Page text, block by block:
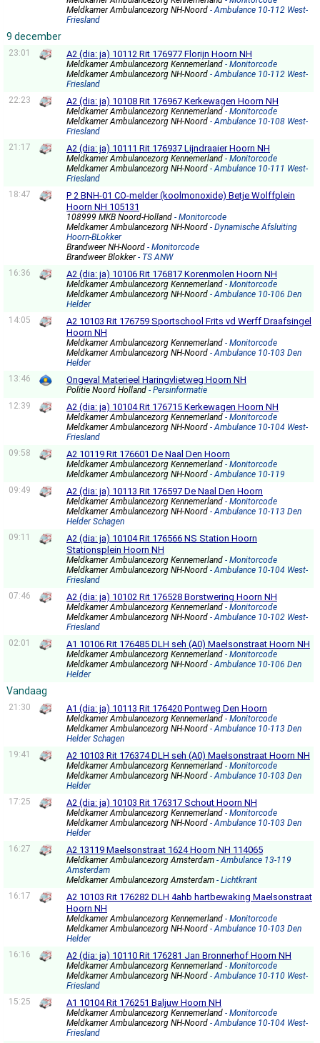
Meldkamer Ambulancezorg NH-Noord - Ambulance 10-112 West-
Friesland
9 december
23:01 A2 (dia: ja) 10112 Rit 176977 Florijn Hoorn NH
Meldkamer Ambulancezorg Kennemerland - Monitorcode
Meldkamer Ambulancezorg NH-Noord - Ambulance 10-112 West-
Friesland
22:23
A2 (dia: ja) 10108 Rit 176967 Kerkewagen Hoorn NH
Meldkamer Ambulancezorg Kennemerland - Monitorcode
Meldkamer Ambulancezorg NH-Noord - Ambulance 10-108 West-
Friesland
21:17
A2 (dia: ja) 10111 Rit 176937 Lijndraaier Hoorn NH
Meldkamer Ambulancezorg Kennemerland - Monitorcode
Meldkamer Ambulancezorg NH-Noord - Ambulance 10-111 West-
Friesland
18:47
P 2 BNH-01 CO-melder (koolmonoxide) Betje Wolffplein
Hoorn NH 105131
108999 MKB Noord-Holland - Monitorcode
Meldkamer Ambulancezorg NH-Noord - Dynamische Afsluiting
Hoorn-BLokker
Brandweer NH-Noord - Monitorcode
Brandweer Blokker- TS ANW
16:36
A2 (dia: ja) 10106 Rit 176817 Korenmolen Hoorn NH
Meldkamer Ambulancezorg Kennemerland - Monitorcode
Meldkamer Ambulancezorg NH-Noord - Ambulance 10-106 Den
Helder
14:05
A2 10103 Rit 176759 Sportschool Frits vd Werff Draafsingel
Hoorn NH
Meldkamer Ambulancezorg Kennemerland - Monitorcode
Meldkamer Ambulancezorg NH-Noord - Ambulance 10-103 Den
Helder
13:46
Ongeval Materieel Haringvlietweg Hoorn NH
Politie Noord Holland - Persinformatie
12:39
A2 (dia: ja) 10104 Rit 176715 Kerkewagen Hoorn NH
Meldkamer Ambulancezorg Kennemerland - Monitorcode
Meldkamer Ambulancezorg NH-Noord - Ambulance 10-104 West-
Friesland
09:58
A2 10119 Rit 176601 De Naal Den Hoorn
Meldkamer Ambulancezorg Kennemerland - Monitorcode
Meldkamer Ambulancezorg NH-Noord - Ambulance 10-119
09:49
A2 (dia: ja) 10113 Rit 176597 De Naal Den Hoorn
Meldkamer Ambulancezorg Kennemerland - Monitorcode
Meldkamer Ambulancezorg NH-Noord - Ambulance 10-113 Den
Helder Schagen
09:11
A2 (dia: ja) 10104 Rit 176566 NS Station Hoorn
Stationsplein Hoorn NH
Meldkamer Ambulancezorg Kennemerland - Monitorcode
Meldkamer Ambulancezorg NH-Noord - Ambulance 10-104 West-
Friesland
07:46
A2 (dia: ja) 10102 Rit 176528 Borstwering Hoorn NH
Meldkamer Ambulancezorg Kennemerland - Monitorcode
Meldkamer Ambulancezorg NH-Noord - Ambulance 10-102 West-
Friesland
02:01
A1 10106 Rit 176485 DLH seh (A0) Maelsonstraat Hoorn NH
Meldkamer Ambulancezorg Kennemerland - Monitorcode
Meldkamer Ambulancezorg NH-Noord - Ambulance 10-106 Den
Helder
Vandaag
21:30 A1 (dia: ja) 10113 Rit 176420 Pontweg Den Hoorn
Meldkamer Ambulancezorg Kennemerland - Monitorcode
Meldkamer Ambulancezorg NH-Noord - Ambulance 10-113 Den
Helder Schagen
19:41
A2 10103 Rit 176374 DLH seh (A0) Maelsonstraat Hoorn NH
Meldkamer Ambulancezorg Kennemerland - Monitorcode
Meldkamer Ambulancezorg NH-Noord - Ambulance 10-103 Den
Helder
17:25
A2 (dia: ja) 10103 Rit 176317 Schout Hoorn NH
Meldkamer Ambulancezorg Kennemerland - Monitorcode
Meldkamer Ambulancezorg NH-Noord - Ambulance 10-103 Den
Helder
16:27
A2 13119 Maelsonstraat 1624 Hoorn NH 114065
Meldkamer Ambulancezorg Amsterdam - Ambulance 13-119
Amsterdam
Meldkamer Ambulancezorg Amsterdam - Lichtkrant
16:17
A2 10103 Rit 176282 DLH 4ahb hartbewaking Maelsonstraat
Hoorn NH
Meldkamer Ambulancezorg Kennemerland - Monitorcode
Meldkamer Ambulancezorg NH-Noord - Ambulance 10-103 Den
Helder
16:16
A2 (dia: ja) 10110 Rit 176281 Jan Bronnerhof Hoorn NH
Meldkamer Ambulancezorg Kennemerland - Monitorcode
Meldkamer Ambulancezorg NH-Noord - Ambulance 10-110 West-
Friesland
15:25
A1 10104 Rit 176251 Baljuw Hoorn NH
Meldkamer Ambulancezorg Kennemerland - Monitorcode
Meldkamer Ambulancezorg NH-Noord - Ambulance 10-104 West-
Friesland